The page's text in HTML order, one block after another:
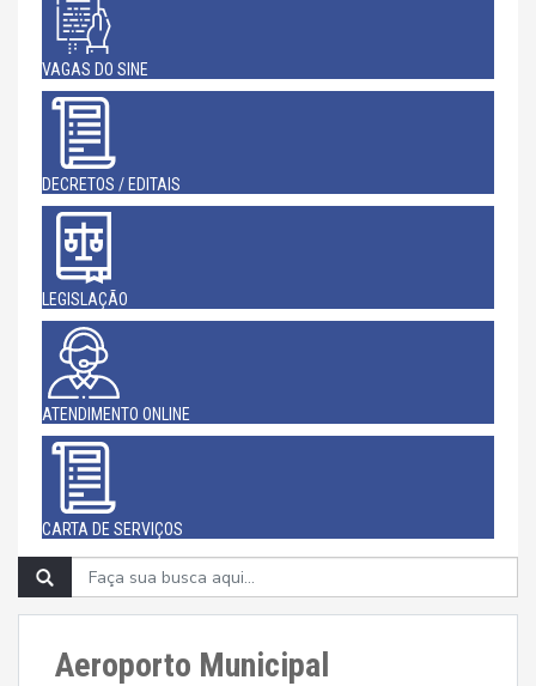
VAGAS DO SINE
DECRETOS / EDITAIS
LEGISLAÇÃO
ATENDIMENTO ONLINE
CARTA DE SERVIÇOS
Aeroporto Municipal